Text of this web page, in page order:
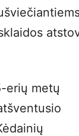
erių metų